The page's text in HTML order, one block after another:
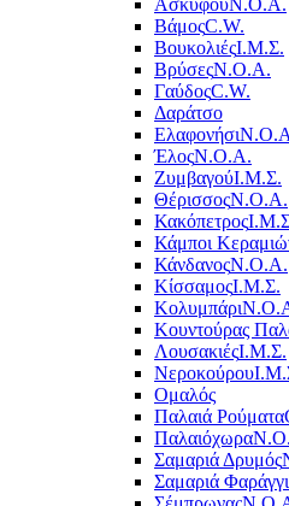
ΑσκύφουΝ.Ο.Α.
ΒάμοςC.W.
ΒουκολιέςΙ.Μ.Σ.
ΒρύσεςΝ.Ο.Α.
ΓαύδοςC.W.
Δαράτσο
Ελαφονήσι
ΈλοςΝ.Ο.Α.
ΖυμβαγούΙ.Μ.Σ.
ΘέρισσοςΝ.Ο.Α.
Κακόπετρος
Κάμποι
ΚάνδανοςΝ.Ο.Α.
ΚίσσαμοςΙ.Μ.Σ.
Κολυμπάρι
Κουντούρας
ΛουσακιέςΙ.Μ.Σ.
Νεροκούρου
Ομαλός
Παλαιά Ρούματα
Παλαιόχωρα
Σαμαριά Δρυμός
Σαμαριά Φαράγγι